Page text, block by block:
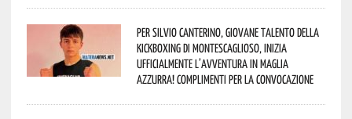
Per Silvio Canterino, giovane talento della
kickboxing di Montescaglioso, inizia
ufficialmente l’avventura in maglia
azzurra! Complimenti per la convocazione